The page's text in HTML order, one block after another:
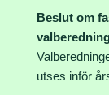
Beslut om
utses inför